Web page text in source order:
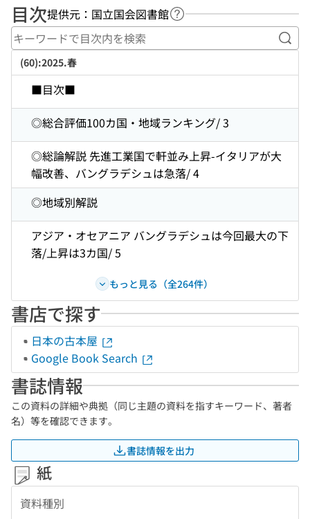
目次提供元：国立国会図書館 ヘルプページへのリンク
キ
(60):2025.春
■目次■
◎総合評価100カ国・地域ランキング/ 3
◎総論解説 先進工業国で軒並み上昇-イタリアが大
幅改善、バングラデシュは急落/ 4
◎地域別解説
アジア・オセアニア バングラデシュは今回最大の下
落/上昇は3カ国/ 5
もっと見る（全264件）
書店で探す
日本の古本屋
Google Book Search
書誌情報
この資料の詳細や典拠（同じ主題の資料を指すキーワード、著者
名）等を確認できます。
書誌情報を出力
紙
資料種別